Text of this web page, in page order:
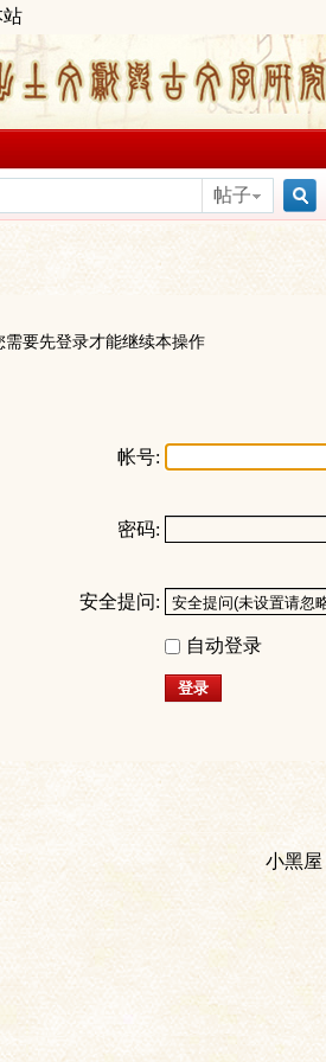
站
帖子
需要先登录才能继续本操作
帐号:
密码:
安全提问:
自动登录
登录
小黑屋